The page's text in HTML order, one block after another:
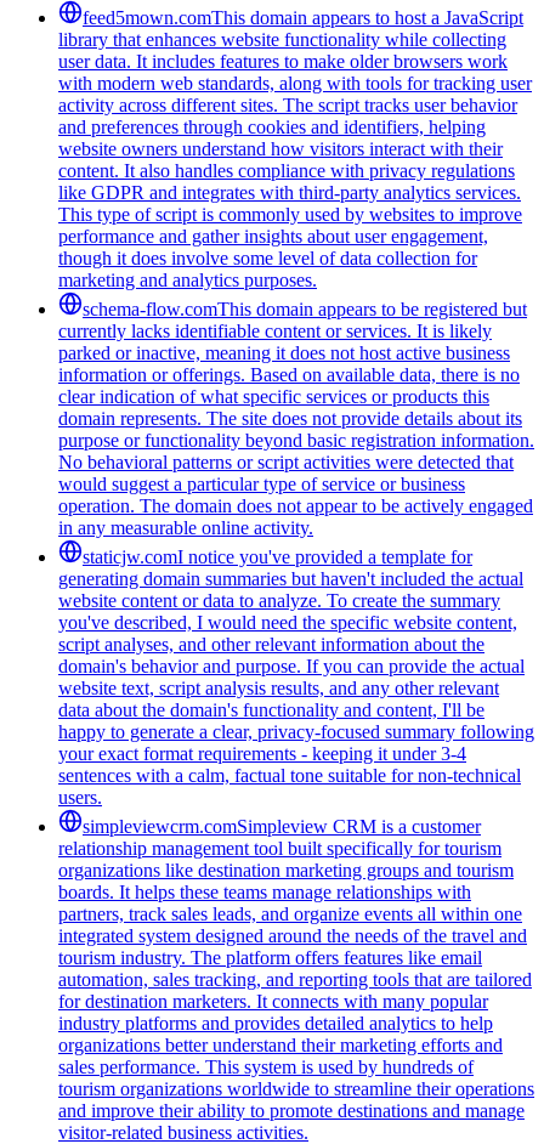
feed5mown.comThis domain appears to host a JavaScript
library that enhances website functionality while collecting
user data. It includes features to make older browsers work
with modern web standards, along with tools for tracking user
activity across different sites. The script tracks user behavior
and preferences through cookies and identifiers, helping
website owners understand how visitors interact with their
content. It also handles compliance with privacy regulations
like GDPR and integrates with third-party analytics services.
This type of script is commonly used by websites to improve
performance and gather insights about user engagement,
though it does involve some level of data collection for
marketing and analytics purposes.
schema-flow.comThis domain appears to be registered but
currently lacks identifiable content or services. It is likely
parked or inactive, meaning it does not host active business
information or offerings. Based on available data, there is no
clear indication of what specific services or products this
domain represents. The site does not provide details about its
purpose or functionality beyond basic registration information.
No behavioral patterns or script activities were detected that
would suggest a particular type of service or business
operation. The domain does not appear to be actively engaged
in any measurable online activity.
staticjw.comI notice you've provided a template for
generating domain summaries but haven't included the actual
website content or data to analyze. To create the summary
you've described, I would need the specific website content,
script analyses, and other relevant information about the
domain's behavior and purpose. If you can provide the actual
website text, script analysis results, and any other relevant
data about the domain's functionality and content, I'll be
happy to generate a clear, privacy-focused summary following
your exact format requirements - keeping it under 3-4
sentences with a calm, factual tone suitable for non-technical
users.
simpleviewcrm.comSimpleview CRM is a customer
relationship management tool built specifically for tourism
organizations like destination marketing groups and tourism
boards. It helps these teams manage relationships with
partners, track sales leads, and organize events all within one
integrated system designed around the needs of the travel and
tourism industry. The platform offers features like email
automation, sales tracking, and reporting tools that are tailored
for destination marketers. It connects with many popular
industry platforms and provides detailed analytics to help
organizations better understand their marketing efforts and
sales performance. This system is used by hundreds of
tourism organizations worldwide to streamline their operations
and improve their ability to promote destinations and manage
visitor-related business activities.